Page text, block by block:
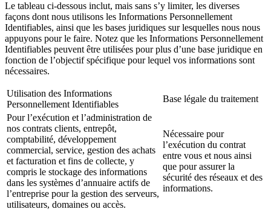
Le tableau ci-dessous inclut, mais sans s’y limiter, les diverses
façons dont nous utilisons les Informations Personnellement
Identifiables, ainsi que les bases juridiques sur lesquelles nous nous
appuyons pour le faire. Notez que les Informations Personnellement
Identifiables peuvent être utilisées pour plus d’une base juridique en
fonction de l’objectif spécifique pour lequel vos informations sont
nécessaires.
Utilisation des Informations
Personnellement Identifiables
Base légale du traitement
Pour l’exécution et l’administration de
nos contrats clients, entrepôt,
comptabilité, développement
commercial, service, gestion des achats
et facturation et fins de collecte, y
compris le stockage des informations
dans les systèmes d’annuaire actifs de
l’entreprise pour la gestion des serveurs,
utilisateurs, domaines ou accès.
Nécessaire pour
l’exécution du contrat
entre vous et nous ainsi
que pour assurer la
sécurité des réseaux et des
informations.